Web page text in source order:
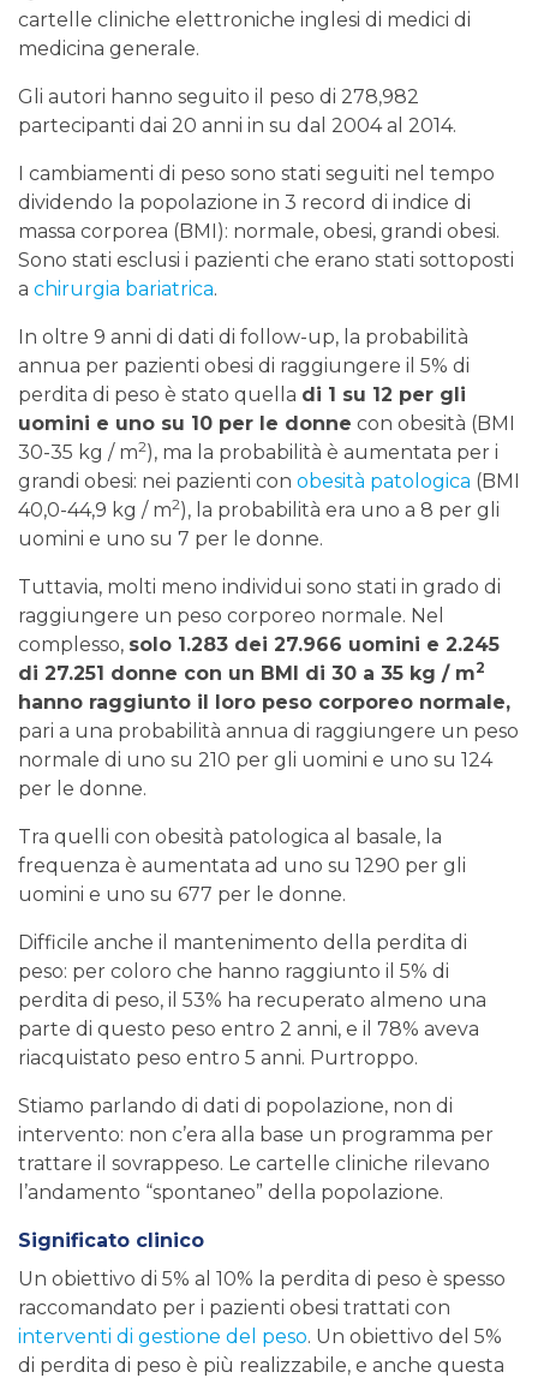
cartelle cliniche elettroniche inglesi di medici di
medicina generale.
Gli autori hanno seguito il peso di 278,982
partecipanti dai 20 anni in su dal 2004 al 2014.
I cambiamenti di peso sono stati seguiti nel tempo
dividendo la popolazione in 3 record di indice di
massa corporea (BMI): normale, obesi, grandi obesi.
Sono stati esclusi i pazienti che erano stati sottoposti
a chirurgia bariatrica.
In oltre 9 anni di dati di follow-up, la probabilità
annua per pazienti obesi di raggiungere il 5% di
perdita di peso è stato quella di 1 su 12 per gli
uomini e uno su 10 per le donne con obesità (BMI
30-35 kg / m2), ma la probabilità è aumentata per i
grandi obesi: nei pazienti con obesità patologica (BMI
40,0-44,9 kg / m2), la probabilità era uno a 8 per gli
uomini e uno su 7 per le donne.
Tuttavia, molti meno individui sono stati in grado di
raggiungere un peso corporeo normale. Nel
complesso, solo 1.283 dei 27.966 uomini e 2.245
di 27.251 donne con un BMI di 30 a 35 kg / m2
hanno raggiunto il loro peso corporeo normale,
pari a una probabilità annua di raggiungere un peso
normale di uno su 210 per gli uomini e uno su 124
per le donne.
Tra quelli con obesità patologica al basale, la
frequenza è aumentata ad uno su 1290 per gli
uomini e uno su 677 per le donne.
Difficile anche il mantenimento della perdita di
peso: per coloro che hanno raggiunto il 5% di
perdita di peso, il 53% ha recuperato almeno una
parte di questo peso entro 2 anni, e il 78% aveva
riacquistato peso entro 5 anni. Purtroppo.
Stiamo parlando di dati di popolazione, non di
intervento: non c’era alla base un programma per
trattare il sovrappeso. Le cartelle cliniche rilevano
l’andamento “spontaneo” della popolazione.
Significato clinico
Un obiettivo di 5% al ​​10% la perdita di peso è spesso
raccomandato per i pazienti obesi trattati con
interventi di gestione del peso. Un obiettivo del 5%
di perdita di peso è più realizzabile, e anche questa